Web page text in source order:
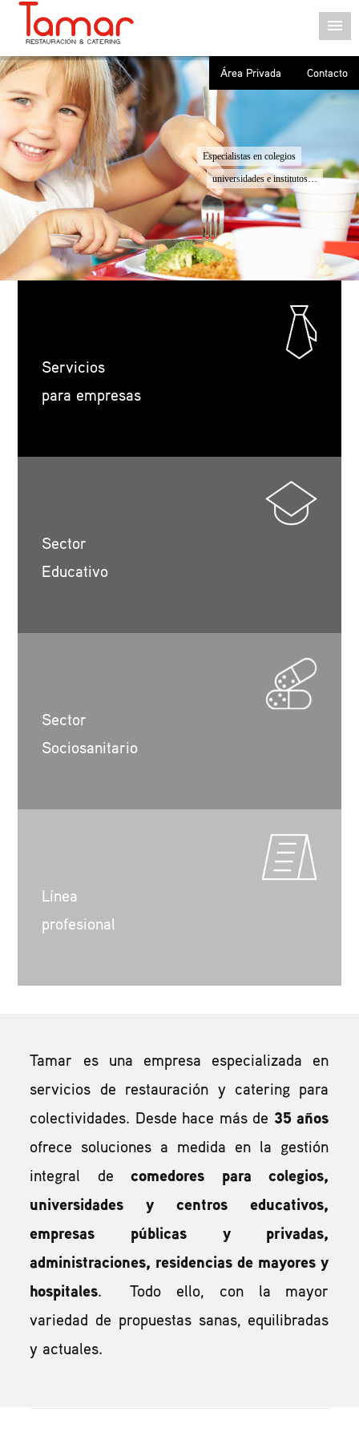
Área Privada Contacto
Especialistas en colegios
universidades e institutos…
Servicios
para empresas
Sector
Educativo
Sector
Sociosanitario
Línea
profesional
Tamar es una empresa especializada en
servicios de restauración y catering para
colectividades. Desde hace más de 35 años
ofrece soluciones a medida en la gestión
integral decomedores para colegios,
universidades y centros educativos,
empresas públicas y privadas,
administraciones, residencias de mayores y
hospitales. Todo ello, con la mayor
variedad de propuestas sanas, equilibradas
y actuales.